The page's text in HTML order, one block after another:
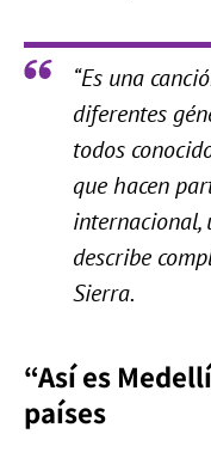
“Es una
diferentes
todos
que hacen
internacional,
describe
Sierra.
“Así es
países